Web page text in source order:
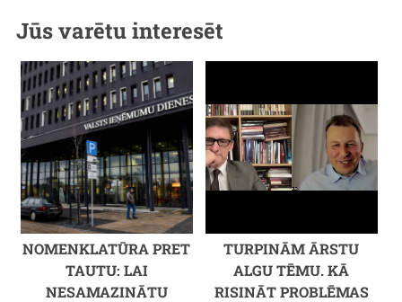
Jūs varētu interesēt
NOMENKLATŪRA PRET
TAUTU: LAI
NESAMAZINĀTU
TURPINĀM ĀRSTU
ALGU TĒMU. KĀ
RISINĀT PROBLĒMAS